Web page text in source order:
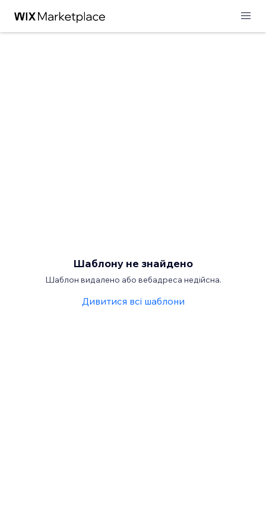
Шаблону не знайдено
Шаблон видалено або вебадреса недійсна.
Дивитися всі шаблони